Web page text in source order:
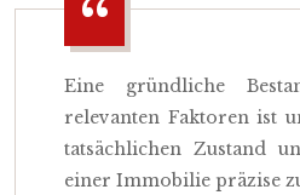
Eine gründliche
relevanten Faktoren ist
tatsächlichen Zustand
einer Immobilie präzise